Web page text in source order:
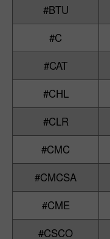
#BTU
#C
#CAT
#CHL
#CLR
#CMC
#CMCSA
#CME
#CSCO